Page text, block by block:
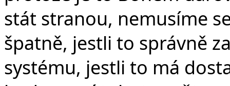
stát stranou, nemusíme
špatně, jestli to správně
systému, jestli to má